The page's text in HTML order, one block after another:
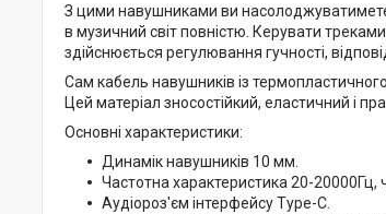
З цими навушниками ви
в музичний світ повністю. Керувати
здійснюється регулювання гучності,
Сам кабель навушників із
Цей матеріал зносостійкий, еластичний і
Основні характеристики:
Динамік навушників 10 мм.
Частотна характеристика 20-20000Гц,
Аудіороз'єм інтерфейсу Type-C.